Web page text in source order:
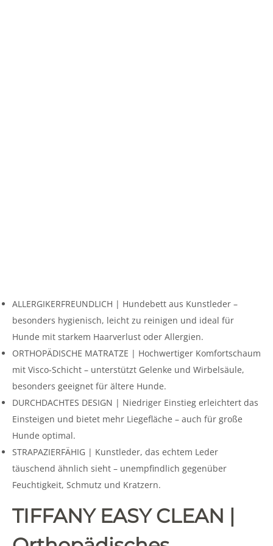
ALLERGIKERFREUNDLICH | Hundebett aus Kunstleder –
besonders hygienisch, leicht zu reinigen und ideal für
Hunde mit starkem Haarverlust oder Allergien.
ORTHOPÄDISCHE MATRATZE | Hochwertiger Komfortschaum
mit Visco-Schicht – unterstützt Gelenke und Wirbelsäule,
besonders geeignet für ältere Hunde.
DURCHDACHTES DESIGN | Niedriger Einstieg erleichtert das
Einsteigen und bietet mehr Liegefläche – auch für große
Hunde optimal.
STRAPAZIERFÄHIG | Kunstleder, das echtem Leder
täuschend ähnlich sieht – unempfindlich gegenüber
Feuchtigkeit, Schmutz und Kratzern.
TIFFANY EASY CLEAN |